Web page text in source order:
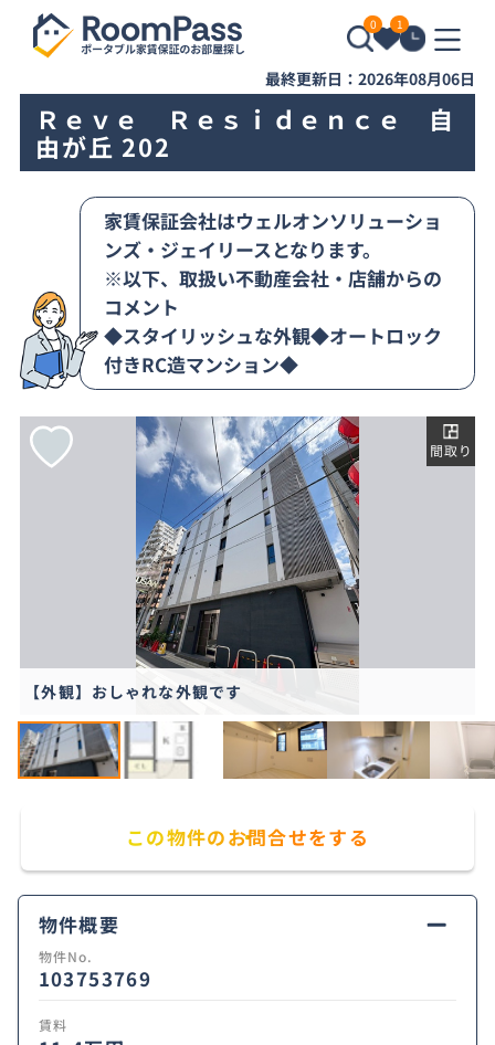
0 1
最終更新日：2026年08月06日
Ｒｅｖｅ Ｒｅｓｉｄｅｎｃｅ 自
由が丘 202
家賃保証会社はウェルオンソリューショ
ンズ・ジェイリースとなります。
※以下、取扱い不動産会社・店舗からの
コメント
◆スタイリッシュな外観◆オートロック
付きRC造マンション◆
【外観】おしゃれな外観です
この物件のお問合せをする
物件概要
物件No.
103753769
賃料